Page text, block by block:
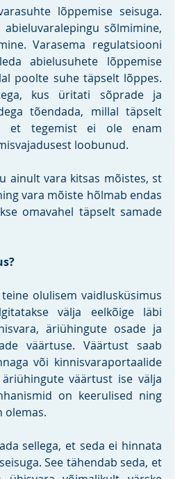
lõppemise seisuga.
sõlmimine,
Varasema regulatsiooni
abielusuhete lõppemise
poolte suhe täpselt lõppes.
kus üritati sõprade ja
tõendada, millal täpselt
et tegemist ei ole enam
loobunud.
ainult vara kitsas mõistes, st
vara mõiste hõlmab endas
omavahel täpselt samade
olulisem vaidlusküsimus
välja eelkõige läbi
äriühingute osade ja
väärtuse. Väärtust saab
või kinnisvaraportaalide
väärtust ise välja
on keerulised ning
olemas.
sellega, et seda ei hinnata
See tähendab seda, et